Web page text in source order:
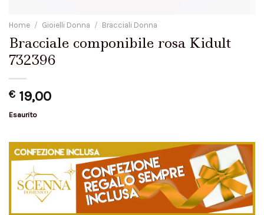
Home / Gioielli Donna / Bracciali Donna
Bracciale componibile rosa Kidult
732396
€ 19,00
Esaurito